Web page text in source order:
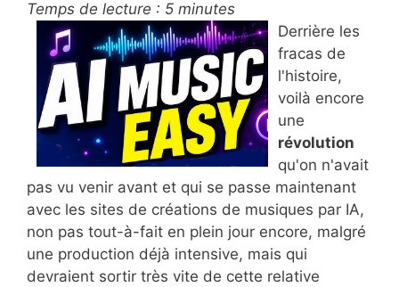
Temps de lecture : 5 minutes
Derrière les
fracas de
l'histoire,
voilà encore
une
révolution
qu'on n'avait
pas vu venir avant et qui se passe maintenant
avec les sites de créations de musiques par IA,
non pas tout-à-fait en plein jour encore, malgré
une production déjà intensive, mais qui
devraient sortir très vite de cette relative